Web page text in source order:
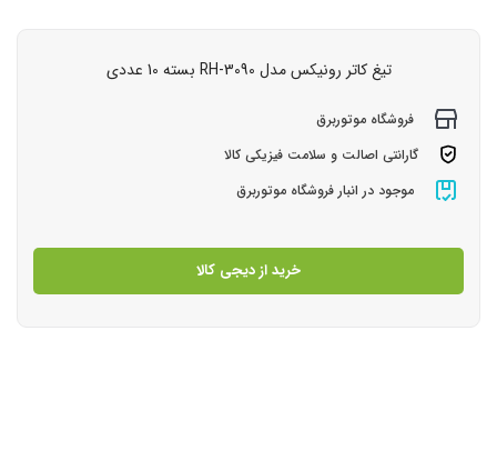
تیغ کاتر رونیکس مدل RH-3090 بسته 10 عددی
فروشگاه موتوربرق
گارانتی اصالت و سلامت فیزیکی کالا
موجود در انبار فروشگاه موتوربرق
خرید از دیجی کالا